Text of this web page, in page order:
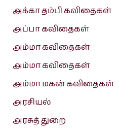
அக்கா தம்பி கவிதைகள்
அப்பா கவிதைகள்
அம்மா கவிதைகள்
அம்மா கவிதைகள்
அம்மா மகன் கவிதைகள்
அரசியல்
அரசுத் துறை